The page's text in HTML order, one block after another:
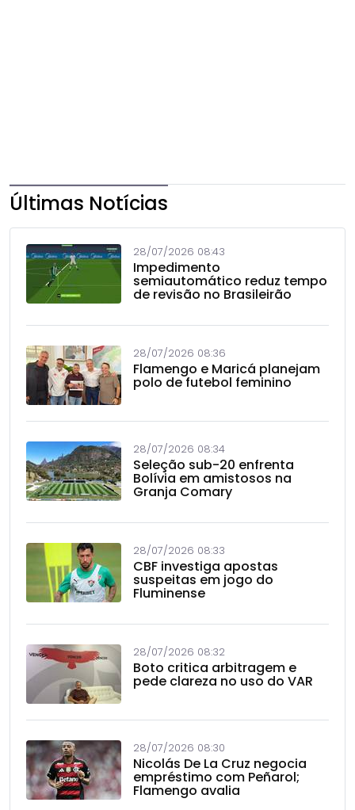
Últimas Notícias
28/07/2026 08:43
Impedimento
semiautomático reduz tempo
de revisão no Brasileirão
28/07/2026 08:36
Flamengo e Maricá planejam
polo de futebol feminino
28/07/2026 08:34
Seleção sub-20 enfrenta
Bolívia em amistosos na
Granja Comary
28/07/2026 08:33
CBF investiga apostas
suspeitas em jogo do
Fluminense
28/07/2026 08:32
Boto critica arbitragem e
pede clareza no uso do VAR
28/07/2026 08:30
Nicolás De La Cruz negocia
empréstimo com Peñarol;
Flamengo avalia